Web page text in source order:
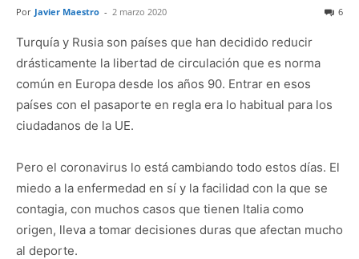
Por Javier Maestro - 2 marzo 2020 6
Turquía y Rusia son países que han decidido reducir
drásticamente la libertad de circulación que es norma
común en Europa desde los años 90. Entrar en esos
países con el pasaporte en regla era lo habitual para los
ciudadanos de la UE.
Pero el coronavirus lo está cambiando todo estos días. El
miedo a la enfermedad en sí y la facilidad con la que se
contagia, con muchos casos que tienen Italia como
origen, lleva a tomar decisiones duras que afectan mucho
al deporte.